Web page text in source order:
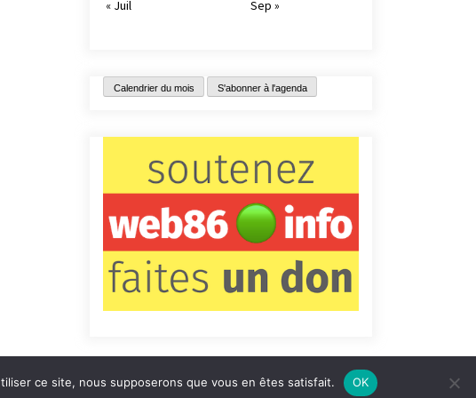
« Juil
Sep »
Calendrier du mois S'abonner à l'agenda
Contact Qui sommes-nous ? Informations légales
ce site, nous supposerons que vous en êtes satisfait. OK